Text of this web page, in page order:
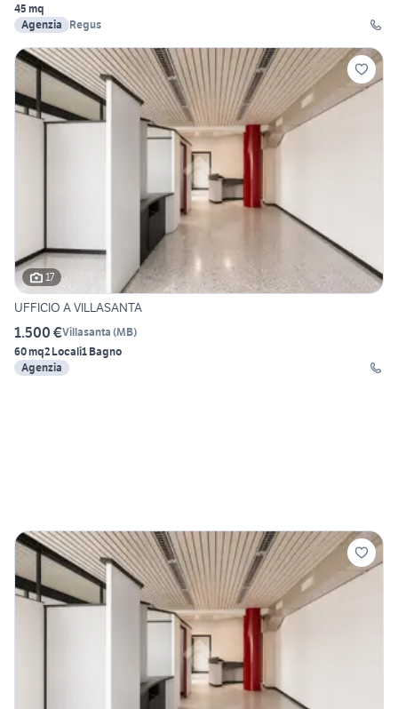
45 mq
Agenzia
Regus
17
UFFICIO A VILLASANTA
1.500 €Villasanta (MB)
60 mq2 Locali1 Bagno
Agenzia